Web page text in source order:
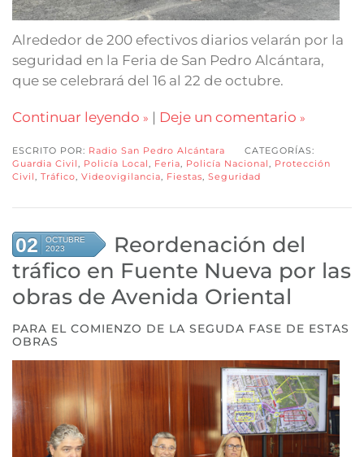
Alrededor de 200 efectivos diarios velarán por la
seguridad en la Feria de San Pedro Alcántara,
que se celebrará del 16 al 22 de octubre.
Continuar leyendo | Deje un comentario
ESCRITO POR: Radio San Pedro Alcántara
CATEGORÍAS:
Guardia Civil, Policía Local, Feria, Policía Nacional, Protección
Civil, Tráfico, Videovigilancia, Fiestas, Seguridad
02
OCTUBRE
2023
Reordenación del
tráfico en Fuente Nueva por las
obras de Avenida Oriental
PARA EL COMIENZO DE LA SEGUDA FASE DE ESTAS
OBRAS